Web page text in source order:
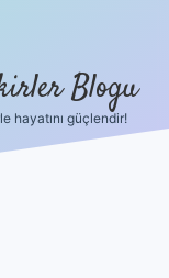
Blogu
hayatını güçlendir!